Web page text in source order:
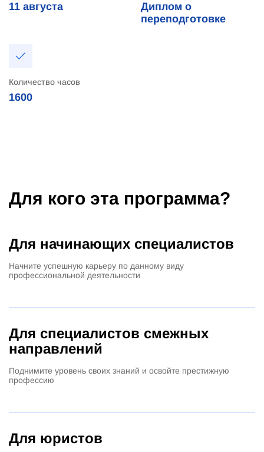
11 августа
Диплом о
переподготовке
Количество часов
1600
Для кого эта программа?
Для начинающих специалистов
Начните успешную карьеру по данному виду
профессиональной деятельности
Для специалистов смежных
направлений
Поднимите уровень своих знаний и освойте престижную
профессию
Для юристов